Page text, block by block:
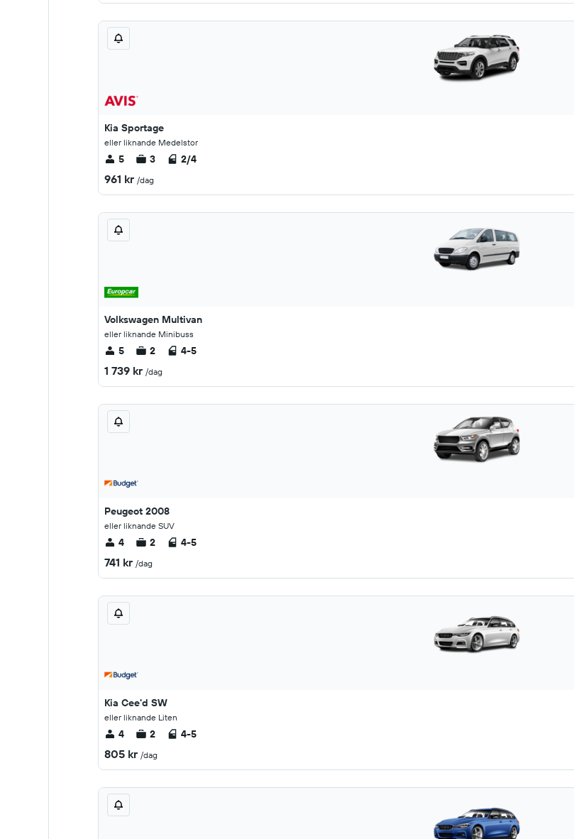
Kia Sportage
eller liknande Medelstor
5 3 2/4
961 kr /dag
Volkswagen Multivan
eller liknande Minibuss
5 2 4-5
1 739 kr /dag
Peugeot 2008
eller liknande SUV
4 2 4-5
741 kr /dag
Kia Cee'd SW
eller liknande Liten
4 2 4-5
805 kr /dag